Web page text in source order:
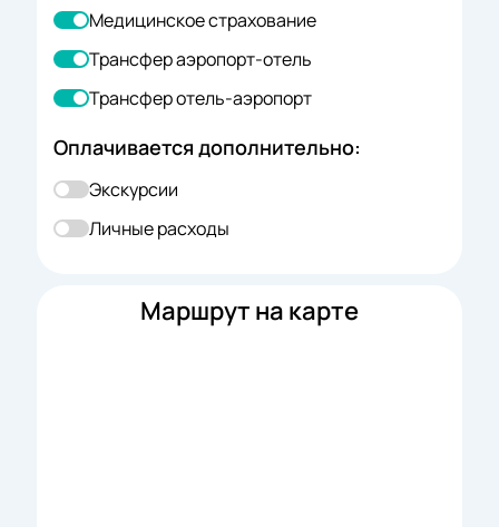
Медицинское страхование
Трансфер аэропорт-отель
Трансфер отель-аэропорт
Оплачивается дополнительно:
Экскурсии
Личные расходы
Маршрут на карте